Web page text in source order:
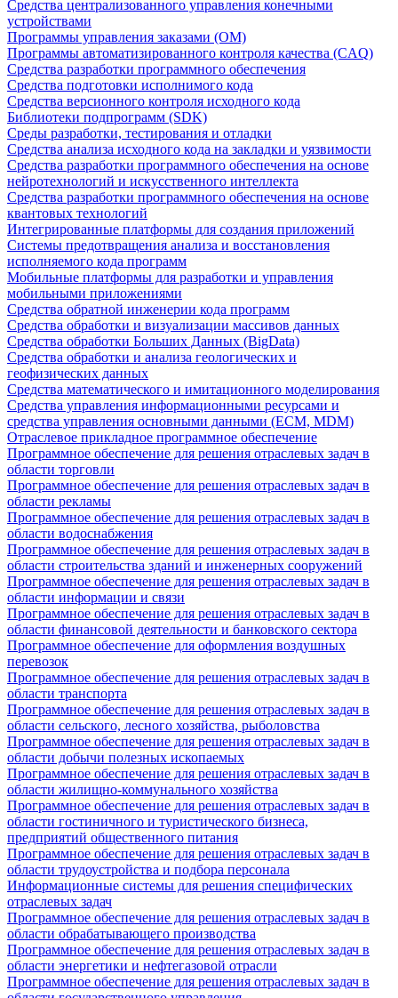
Средства централизованного управления конечными
устройствами
Программы управления заказами (OM)
Программы автоматизированного контроля качества (CAQ)
Средства разработки программного обеспечения
Средства подготовки исполнимого кода
Средства версионного контроля исходного кода
Библиотеки подпрограмм (SDK)
Среды разработки, тестирования и отладки
Средства анализа исходного кода на закладки и уязвимости
Средства разработки программного обеспечения на основе
нейротехнологий и искусственного интеллекта
Средства разработки программного обеспечения на основе
квантовых технологий
Интегрированные платформы для создания приложений
Системы предотвращения анализа и восстановления
исполняемого кода программ
Мобильные платформы для разработки и управления
мобильными приложениями
Средства обратной инженерии кода программ
Средства обработки и визуализации массивов данных
Средства обработки Больших Данных (BigData)
Средства обработки и анализа геологических и
геофизических данных
Средства математического и имитационного моделирования
Средства управления информационными ресурсами и
средства управления основными данными (ECM, MDM)
Отраслевое прикладное программное обеспечение
Программное обеспечение для решения отраслевых задач в
области торговли
Программное обеспечение для решения отраслевых задач в
области рекламы
Программное обеспечение для решения отраслевых задач в
области водоснабжения
Программное обеспечение для решения отраслевых задач в
области строительства зданий и инженерных сооружений
Программное обеспечение для решения отраслевых задач в
области информации и связи
Программное обеспечение для решения отраслевых задач в
области финансовой деятельности и банковского сектора
Программное обеспечение для оформления воздушных
перевозок
Программное обеспечение для решения отраслевых задач в
области транспорта
Программное обеспечение для решения отраслевых задач в
области сельского, лесного хозяйства, рыболовства
Программное обеспечение для решения отраслевых задач в
области добычи полезных ископаемых
Программное обеспечение для решения отраслевых задач в
области жилищно-коммунального хозяйства
Программное обеспечение для решения отраслевых задач в
области гостиничного и туристического бизнеса,
предприятий общественного питания
Программное обеспечение для решения отраслевых задач в
области трудоустройства и подбора персонала
Информационные системы для решения специфических
отраслевых задач
Программное обеспечение для решения отраслевых задач в
области обрабатывающего производства
Программное обеспечение для решения отраслевых задач в
области энергетики и нефтегазовой отрасли
Программное обеспечение для решения отраслевых задач в